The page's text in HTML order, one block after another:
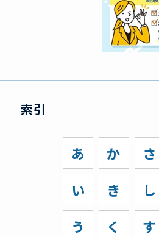
索引
あ
い
う
か
き
く
さ
し
す